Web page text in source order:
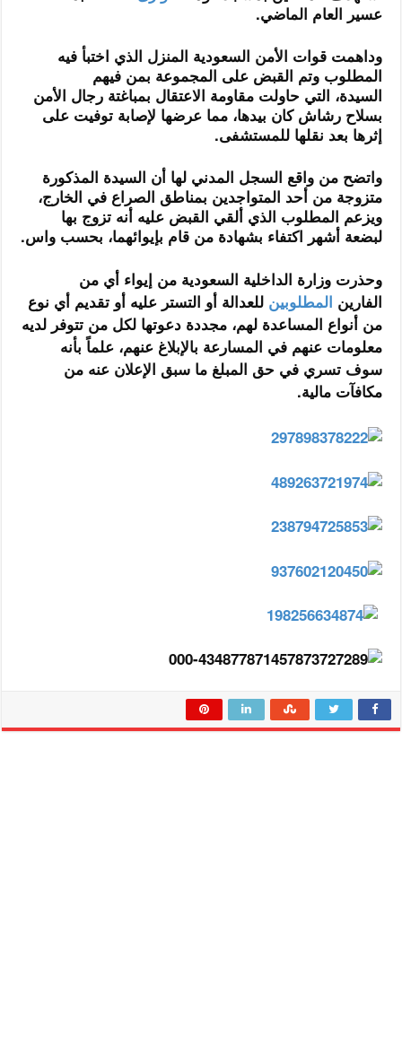
عسير العام الماضي.
وداهمت قوات الأمن السعودية المنزل الذي اختبأ فيه
المطلوب وتم القبض على المجموعة بمن فيهم
السيدة، التي حاولت مقاومة الاعتقال بمباغتة رجال الأمن
بسلاح رشاش كان بيدها، مما عرضها لإصابة توفيت على
إثرها بعد نقلها للمستشفى.
واتضح من واقع السجل المدني لها أن السيدة المذكورة
متزوجة من أحد المتواجدين بمناطق الصراع في الخارج،
ويزعم المطلوب الذي ألقي القبض عليه أنه تزوج بها
لبضعة أشهر اكتفاء بشهادة من قام بإيوائهما، بحسب واس.
وحذرت وزارة الداخلية السعودية من إيواء أي من
الفارين المطلوبينللعدالة أو التستر عليه أو تقديم أي نوع
من أنواع المساعدة لهم، مجددة دعوتها لكل من تتوفر لديه
معلومات عنهم في المسارعة بالإبلاغ عنهم، علماً بأنه
سوف تسري في حق المبلغ ما سبق الإعلان عنه من
مكافآت مالية.